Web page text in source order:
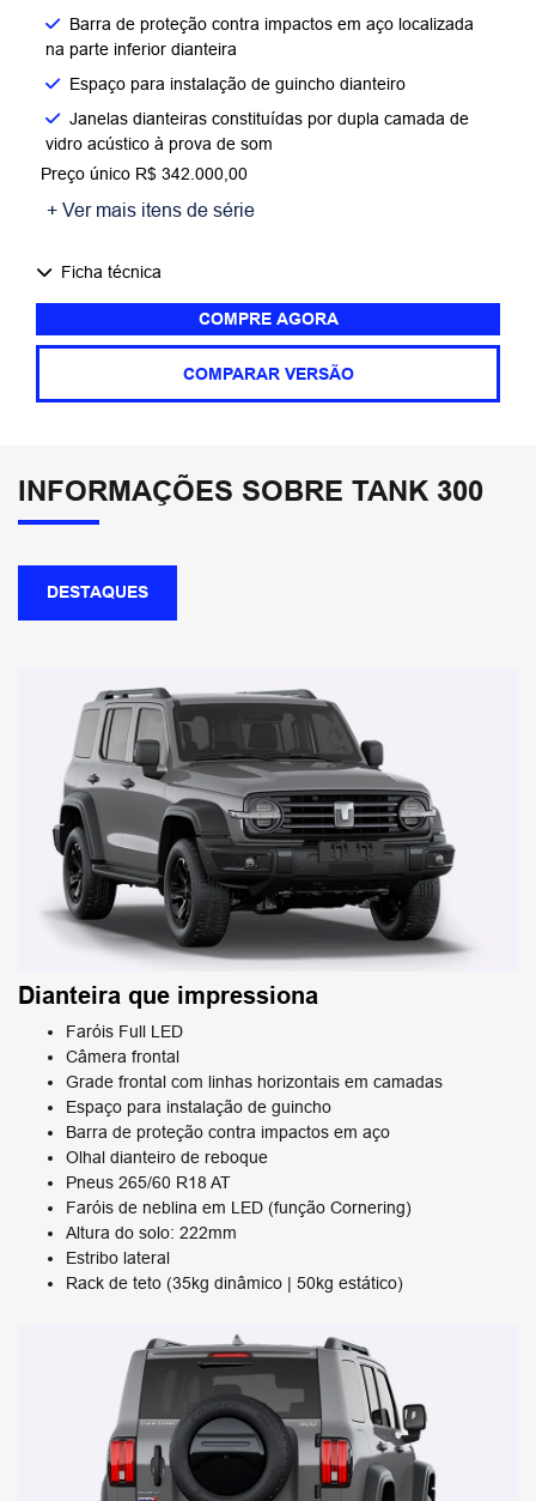
Barra de proteção contra impactos em aço localizada
na parte inferior dianteira
Espaço para instalação de guincho dianteiro
Janelas dianteiras constituídas por dupla camada de
vidro acústico à prova de som
Preço único R$ 342.000,00
+ Ver mais itens de série
Ficha técnica
COMPRE AGORA
COMPARAR VERSÃO
INFORMAÇÕES SOBRE TANK 300
DESTAQUES
Dianteira que impressiona
Faróis Full LED
Câmera frontal
Grade frontal com linhas horizontais em camadas
Espaço para instalação de guincho
Barra de proteção contra impactos em aço
Olhal dianteiro de reboque
Pneus 265/60 R18 AT
Faróis de neblina em LED (função Cornering)
Altura do solo: 222mm
Estribo lateral
Rack de teto (35kg dinâmico | 50kg estático)